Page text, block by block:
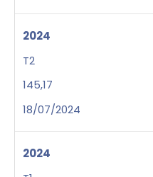
2024
T2
145,17
18/07/2024
2024